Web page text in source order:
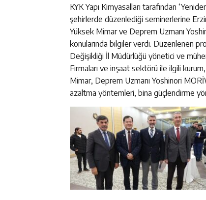
KYK Yapı Kimyasalları tarafından
şehirlerde düzenlediği seminerlerine
Yüksek Mimar ve Deprem Uzmanı
konularında bilgiler verdi. Düzenlenen
Değişikliği İl Müdürlüğü yönetici ve
Firmaları ve inşaat sektörü ile ilgili
Mimar, Deprem Uzmanı Yoshinori
azaltma yöntemleri, bina güçlendirme